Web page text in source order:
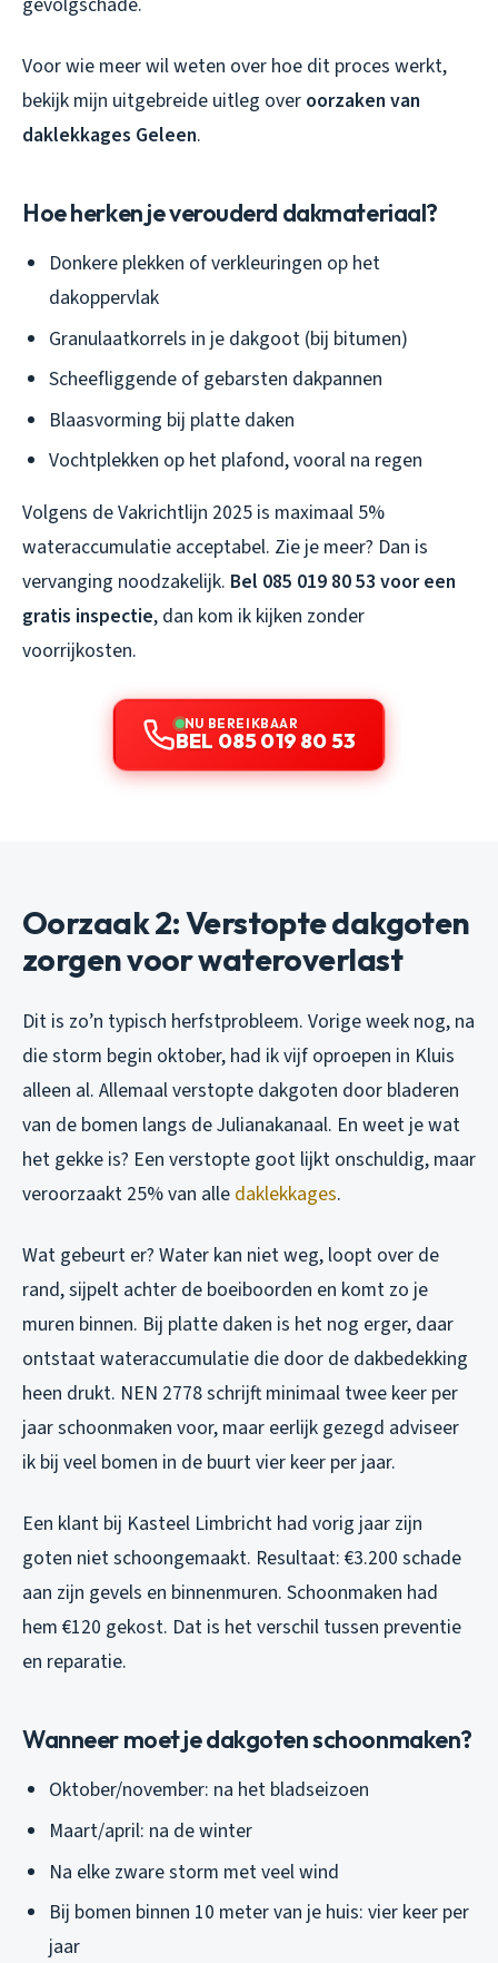
Voor wie meer wil weten over hoe dit proces werkt,
bekijk mijn uitgebreide uitleg over oorzaken van
daklekkages Geleen.
Hoe herken je verouderd dakmateriaal?
Donkere plekken of verkleuringen op het
dakoppervlak
Granulaatkorrels in je dakgoot (bij bitumen)
Scheefliggende of gebarsten dakpannen
Blaasvorming bij platte daken
Vochtplekken op het plafond, vooral na regen
Volgens de Vakrichtlijn 2025 is maximaal 5%
wateraccumulatie acceptabel. Zie je meer? Dan is
vervanging noodzakelijk. Bel 085 019 80 53 voor een
gratis inspectie, dan kom ik kijken zonder
voorrijkosten.
NU BEREIKBAAR
BEL 085 019 80 53
Oorzaak 2: Verstopte dakgoten
zorgen voor wateroverlast
Dit is zo’n typisch herfstprobleem. Vorige week nog, na
die storm begin oktober, had ik vijf oproepen in Kluis
alleen al. Allemaal verstopte dakgoten door bladeren
van de bomen langs de Julianakanaal. En weet je wat
het gekke is? Een verstopte goot lijkt onschuldig, maar
veroorzaakt 25% van alle daklekkages.
Wat gebeurt er? Water kan niet weg, loopt over de
rand, sijpelt achter de boeiboorden en komt zo je
muren binnen. Bij platte daken is het nog erger, daar
ontstaat wateraccumulatie die door de dakbedekking
heen drukt. NEN 2778 schrijft minimaal twee keer per
jaar schoonmaken voor, maar eerlijk gezegd adviseer
ik bij veel bomen in de buurt vier keer per jaar.
Een klant bij Kasteel Limbricht had vorig jaar zijn
goten niet schoongemaakt. Resultaat: €3.200 schade
aan zijn gevels en binnenmuren. Schoonmaken had
hem €120 gekost. Dat is het verschil tussen preventie
en reparatie.
Wanneer moet je dakgoten schoonmaken?
Oktober/november: na het bladseizoen
Maart/april: na de winter
Na elke zware storm met veel wind
Bij bomen binnen 10 meter van je huis: vier keer per
jaar